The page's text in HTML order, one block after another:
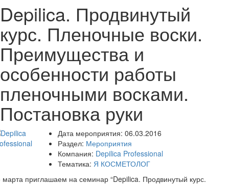
Depilica. Продвинутый
курс. Пленочные воски.
Преимущества и
особенности работы
пленочными восками.
Постановка руки
Дата мероприятия: 06.03.2016
Раздел: Мероприятия
Компания: Depilica Professional
Тематика: Я КОСМЕТОЛОГ
марта приглашаем на семинар “Depilica. Продвинутый курс.